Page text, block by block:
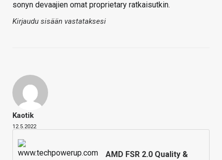
sonyn devaajien omat proprietary ratkaisutkin.
Kirjaudu sisään vastataksesi
Kaotik
12.5.2022
AMD FSR 2.0 Quality &